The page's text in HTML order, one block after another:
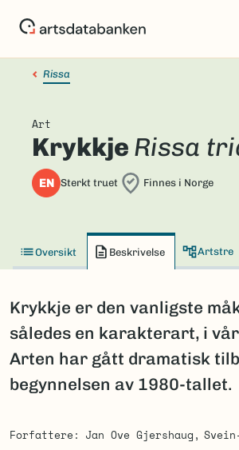
Rissa
Art
Krykkje Rissa
EN Sterkt truet Finnes i Norge
Oversikt Beskrivelse Artstre
Krykkje er den vanligste
således en karakterart, i
Arten har gått dramatisk
begynnelsen av 1980-tallet.
Forfattere Jan Ove Gjershaug